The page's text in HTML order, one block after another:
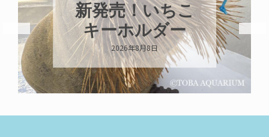
新発売！いちこ
キーホルダー
2026年8月8日